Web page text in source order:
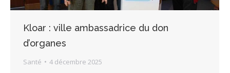
Kloar : ville ambassadrice du don
d’organes
Santé
4 décembre 2025